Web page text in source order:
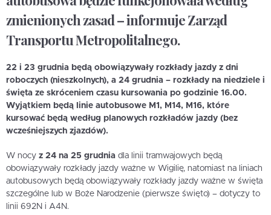
zmienionych zasad – informuje Zarząd
Transportu Metropolitalnego.
22 i 23 grudnia będą obowiązywały rozkłady jazdy z dni
roboczych (nieszkolnych), a 24 grudnia – rozkłady na niedziele i
święta ze skróceniem czasu kursowania po godzinie 16.00.
Wyjątkiem będą linie autobusowe M1, M14, M16, które
kursować będą według planowych rozkładów jazdy (bez
wcześniejszych zjazdów).
W nocy z 24 na 25 grudnia dla linii tramwajowych będą
obowiązywały rozkłady jazdy ważne w Wigilię, natomiast na liniach
autobusowych będą obowiązywały rozkłady jazdy ważne w święta
szczególne lub w Boże Narodzenie (pierwsze święto) – dotyczy to
linii 692N i A4N.